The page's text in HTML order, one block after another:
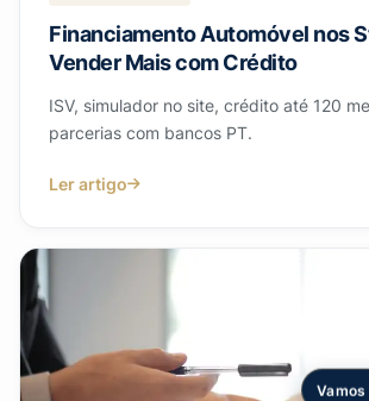
Financiamento Automóvel nos
Vender Mais com Crédito
ISV, simulador no site, crédito até 120
parcerias com bancos PT.
Ler artigo